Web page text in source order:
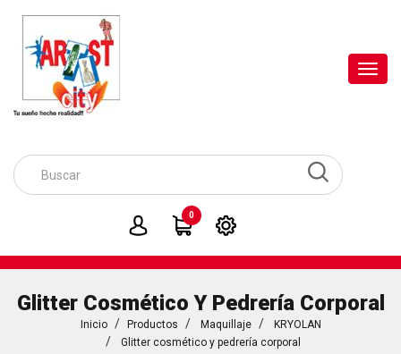
0
Glitter Cosmético Y Pedrería Corporal
Inicio Productos Maquillaje
KRYOLAN
Glitter cosmético y pedrería corporal